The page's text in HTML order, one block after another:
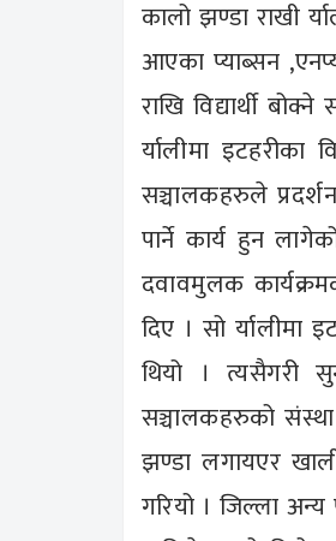
कालो झण्डा राखी
आएका प्याब्सन
राखि विद्यार्थी
र्यालीमा इटहरीका
सञ्चालकहरुले
पार्ने कार्य हुन
दवावमुलक
दिए । सो र्यालीमा
थियो । त्यसैगरी
सञ्चालकहरुको संस्था
झण्डा लगायएर
गरियो । जिल्ला